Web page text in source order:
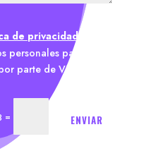
de privacidad.
personales para el
parte de Vitae
= ENVIAR